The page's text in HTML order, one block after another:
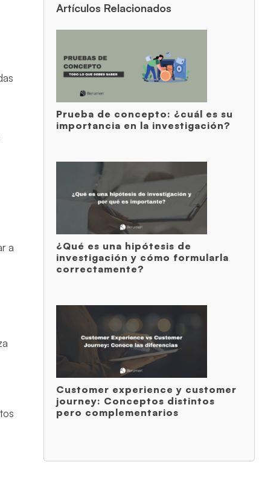
a
Artículos Relacionados
Prueba de concepto: ¿cuál es su
importancia en la investigación?
¿Qué es una hipótesis de
investigación y cómo formularla
correctamente?
Customer experience y customer
journey: Conceptos distintos
pero complementarios